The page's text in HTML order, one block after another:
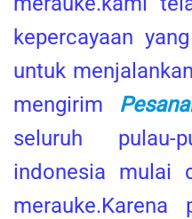
kepercayaan
untuk
mengirim
seluruh
indonesia mulai
merauke.Karena